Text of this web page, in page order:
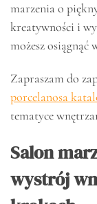
marzenia o
kreatywności i
możesz osiągnąć
Zapraszam do
porcelanosa
tematyce
Salon
wystrój